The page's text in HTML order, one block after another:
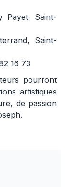
Payet, Saint-
Saint-
16 73
pourront
artistiques
de passion